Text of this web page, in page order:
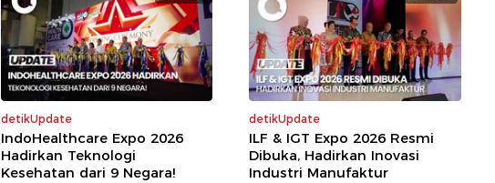
detikUpdate
IndoHealthcare Expo 2026
Hadirkan Teknologi
Kesehatan dari 9 Negara!
detikUpdate
ILF & IGT Expo 2026 Resmi
Dibuka, Hadirkan Inovasi
Industri Manufaktur